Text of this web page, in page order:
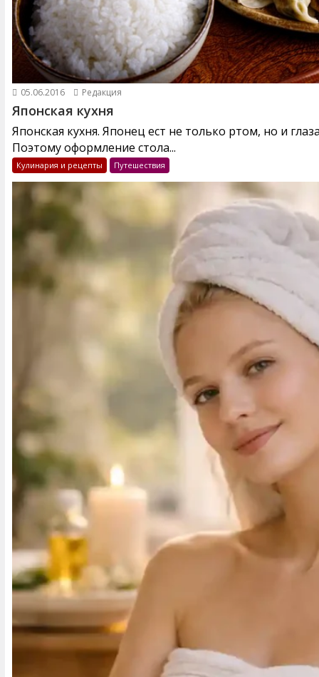
05.06.2016 Редакция
Японская кухня
Японская кухня. Японец ест не только ртом, но и
Поэтому оформление стола...
Кулинария и рецепты Путешествия